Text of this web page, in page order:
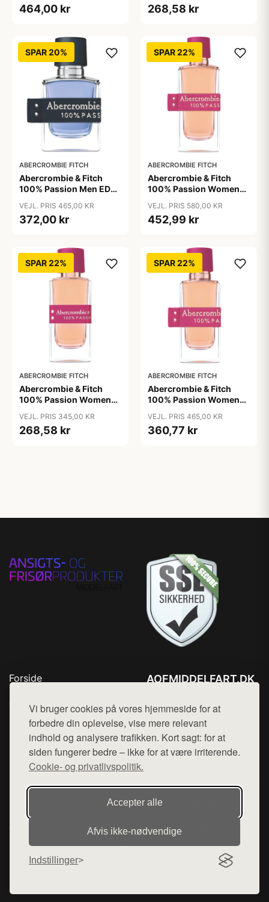
Vi bruger cookies på vores hjemmeside for at
forbedre din oplevelse, vise mere relevant
indhold og analysere trafikken. Kort sagt: for at
siden fungerer bedre – ikke for at være irriterende.
Cookie- og privatlivspolitik.
Accepter alle
Afvis ikke‑nødvendige
Indstillinger
464,00 kr 268,58 kr
SPAR 20%
ABERCROMBIE FITCH
Abercrombie & Fitch
100% Passion Men EDT
VEJL. PRIS 465,00 KR
372,00 kr
SPAR 22%
ABERCROMBIE FITCH
Abercrombie & Fitch
100% Passion Women
VEJL. PRIS 580,00 KR
452,99 kr
SPAR 22%
ABERCROMBIE FITCH
Abercrombie & Fitch
100% Passion Women
VEJL. PRIS 345,00 KR
268,58 kr
SPAR 22%
ABERCROMBIE FITCH
Abercrombie & Fitch
100% Passion Women
VEJL. PRIS 465,00 KR
360,77 kr
Forside
Top Rabatter
Blog
Kontakt
AOFMIDDELFART.DK
Mail: hej@want.dk
Cookie- og privatlivspolitik
Denne side er en del af want.dk, der udgiver en række
hjemmesider med præsentation af forskellige produkter fra
diverse webshops. Der sælges ikke varer fra denne side - vi
henviser til de shops, som sælger varen. Vi har heller ikke
varerne på lager.